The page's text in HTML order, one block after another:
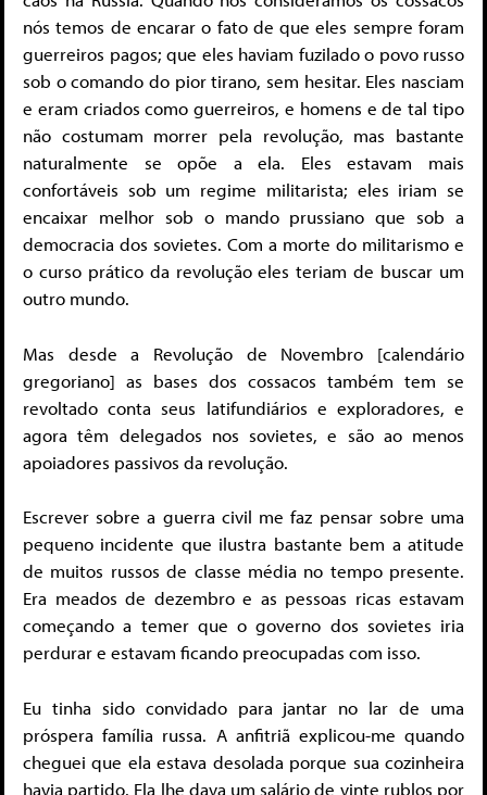
nós temos de encarar o fato de que eles sempre foram
guerreiros pagos; que eles haviam fuzilado o povo russo
sob o comando do pior tirano, sem hesitar. Eles nasciam
e eram criados como guerreiros, e homens e de tal tipo
não costumam morrer pela revolução, mas bastante
naturalmente se opõe a ela. Eles estavam mais
confortáveis sob um regime militarista; eles iriam se
encaixar melhor sob o mando prussiano que sob a
democracia dos sovietes. Com a morte do militarismo e
o curso prático da revolução eles teriam de buscar um
outro mundo.
Mas desde a Revolução de Novembro [calendário
gregoriano] as bases dos cossacos também tem se
revoltado conta seus latifundiários e exploradores, e
agora têm delegados nos sovietes, e são ao menos
apoiadores passivos da revolução.
Escrever sobre a guerra civil me faz pensar sobre uma
pequeno incidente que ilustra bastante bem a atitude
de muitos russos de classe média no tempo presente.
Era meados de dezembro e as pessoas ricas estavam
começando a temer que o governo dos sovietes iria
perdurar e estavam ficando preocupadas com isso.
Eu tinha sido convidado para jantar no lar de uma
próspera família russa. A anfitriã explicou-me quando
cheguei que ela estava desolada porque sua cozinheira
havia partido. Ela lhe dava um salário de vinte rublos por